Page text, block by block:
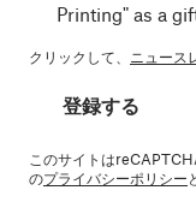
Printing" as a
クリックして、 ニュース
登録する
このサイトは
のプライバシーポリシー